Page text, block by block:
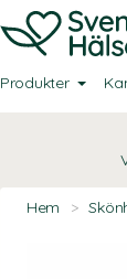
Produkter
Hem >